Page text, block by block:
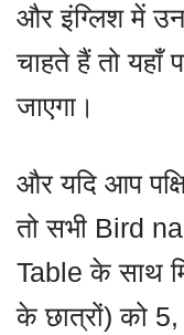
और इंग्लिश में
चाहते हैं तो
जाएगा।
और यदि आप
तो सभी Bird
Table के साथ
के छात्रों) को